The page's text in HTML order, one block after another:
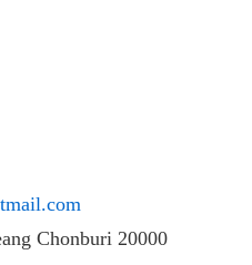
Chonburi 20000